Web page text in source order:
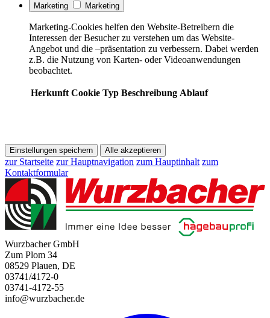
Marketing Marketing
Marketing-Cookies helfen den Website-Betreibern die
Interessen der Besucher zu verstehen um das Website-
Angebot und die –präsentation zu verbessern. Dabei werden
z.B. die Nutzung von Karten- oder Videoanwendungen
beobachtet.
Herkunft Cookie Typ Beschreibung Ablauf
Einstellungen speichern Alle akzeptieren
zur Startseite zur Hauptnavigation zum Hauptinhalt zum
Kontaktformular
Wurzbacher GmbH
Zum Plom 34
08529 Plauen, DE
03741/4172-0
03741-4172-55
info@wurzbacher.de